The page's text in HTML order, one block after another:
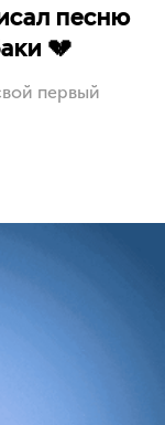
песню
💔
первый